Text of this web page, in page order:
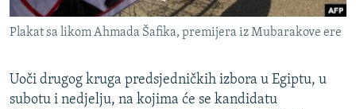
GENOCID U SREBRENICI
POPLAVE I KLIZIŠTA U BIH 2024.
POST SCRIPTUM
Sve RFE/RL stranice
Plakat sa likom Ahmada Šafika, premijera iz Mubarakove ere
Uoči drugog kruga predsjedničkih izbora u Egiptu, u
subotu i nedjelju, na kojima će se kandidatu